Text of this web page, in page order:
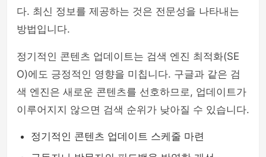
다. 최신 정보를 제공하는 것은 전문성을 나타내는
방법입니다.
정기적인 콘텐츠 업데이트는 검색 엔진 최적화(SE
O)에도 긍정적인 영향을 미칩니다. 구글과 같은 검
색 엔진은 새로운 콘텐츠를 선호하므로, 업데이트가
이루어지지 않으면 검색 순위가 낮아질 수 있습니다.
정기적인 콘텐츠 업데이트 스케줄 마련